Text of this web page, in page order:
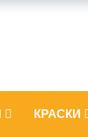
КРАСКИ